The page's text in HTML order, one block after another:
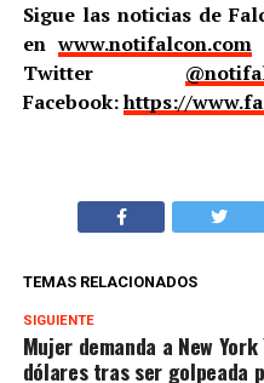
Sigue las noticias de
enwww.notifalcon.com
Twitter
Facebook:https://
TEMAS RELACIONADOS
SIGUIENTE
Mujer demanda a New
dólares tras ser golpeada